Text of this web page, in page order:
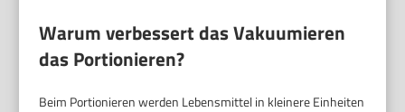
Warum verbessert das Vakuumieren
das Portionieren?
Beim Portionieren werden Lebensmittel in kleinere Einheiten